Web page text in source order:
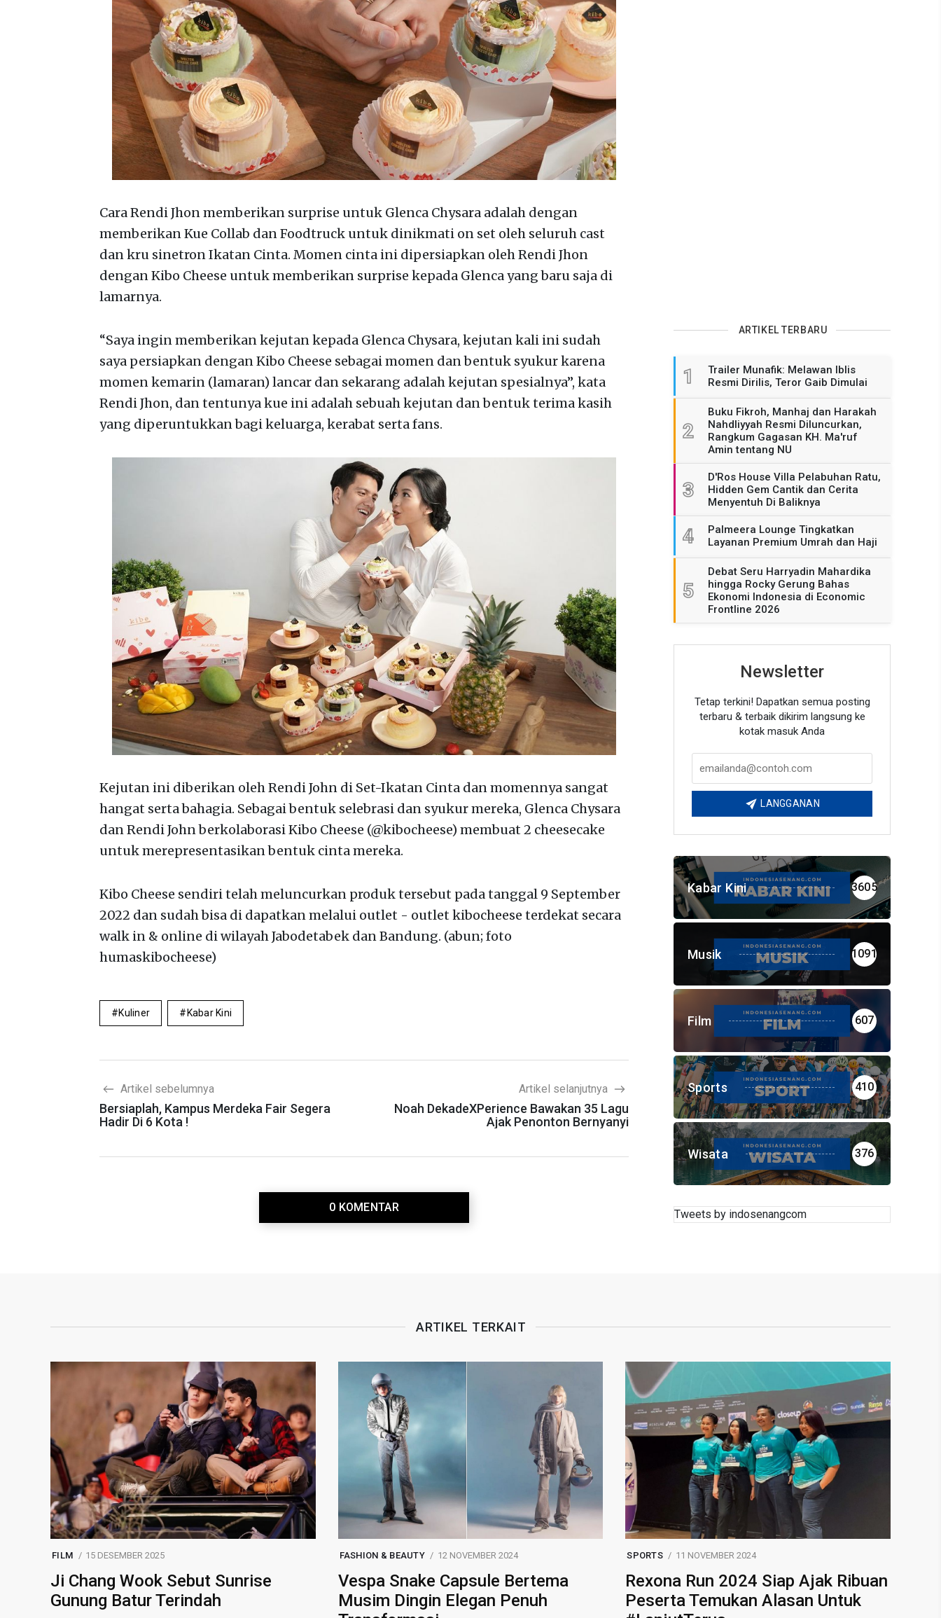
Cara Rendi Jhon memberikan surprise untuk Glenca Chysara adalah dengan
memberikan Kue Collab dan Foodtruck untuk dinikmati on set oleh seluruh cast
dan kru sinetron Ikatan Cinta. Momen cinta ini dipersiapkan oleh Rendi Jhon
dengan Kibo Cheese untuk memberikan surprise kepada Glenca yang baru saja di
lamarnya.
“Saya ingin memberikan kejutan kepada Glenca Chysara, kejutan kali ini sudah
saya persiapkan dengan Kibo Cheese sebagai momen dan bentuk syukur karena
momen kemarin (lamaran) lancar dan sekarang adalah kejutan spesialnya”, kata
Rendi Jhon, dan tentunya kue ini adalah sebuah kejutan dan bentuk terima kasih
yang diperuntukkan bagi keluarga, kerabat serta fans.
Kejutan ini diberikan oleh Rendi John di Set-Ikatan Cinta dan momennya sangat
hangat serta bahagia. Sebagai bentuk selebrasi dan syukur mereka, Glenca Chysara
dan Rendi John berkolaborasi Kibo Cheese (@kibocheese) membuat 2 cheesecake
untuk merepresentasikan bentuk cinta mereka.
Kibo Cheese sendiri telah meluncurkan produk tersebut pada tanggal 9 September
2022 dan sudah bisa di dapatkan melalui outlet - outlet kibocheese terdekat secara
walk in & online di wilayah Jabodetabek dan Bandung. (abun; foto
humaskibocheese)
Kuliner Kabar Kini
Artikel sebelumnya
Bersiaplah, Kampus Merdeka Fair Segera
Hadir Di 6 Kota !
Artikel selanjutnya
Noah DekadeXPerience Bawakan 35 Lagu
Ajak Penonton Bernyanyi
0 KOMENTAR
ARTIKEL TERBARU
1
Trailer Munafik: Melawan Iblis
Resmi Dirilis, Teror Gaib Dimulai
2
Buku Fikroh, Manhaj dan Harakah
Nahdliyyah Resmi Diluncurkan,
Rangkum Gagasan KH. Ma'ruf
Amin tentang NU
3
D'Ros House Villa Pelabuhan Ratu,
Hidden Gem Cantik dan Cerita
Menyentuh Di Baliknya
4
Palmeera Lounge Tingkatkan
Layanan Premium Umrah dan Haji
5
Debat Seru Harryadin Mahardika
hingga Rocky Gerung Bahas
Ekonomi Indonesia di Economic
Frontline 2026
Newsletter
Tetap terkini! Dapatkan semua posting
terbaru & terbaik dikirim langsung ke
kotak masuk Anda
LANGGANAN
Kabar Kini 3605
Musik 1091
Film 607
Sports 410
Wisata 376
Tweets by indosenangcom
ARTIKEL TERKAIT
FILM 15 DESEMBER 2025
Ji Chang Wook Sebut Sunrise
Gunung Batur Terindah
FASHION & BEAUTY 12 NOVEMBER 2024
Vespa Snake Capsule Bertema
Musim Dingin Elegan Penuh
SPORTS 11 NOVEMBER 2024
Rexona Run 2024 Siap Ajak Ribuan
Peserta Temukan Alasan Untuk